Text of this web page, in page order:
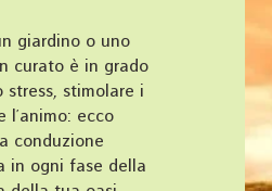
giardino o uno
curato è in grado
stress, stimolare i
l’animo: ecco
conduzione
in ogni fase della